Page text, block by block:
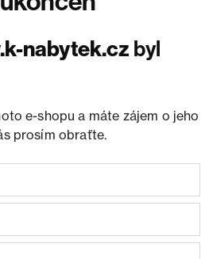
nabytek.cz byl
e-shopu a máte zájem o jeho
prosím obraťte.